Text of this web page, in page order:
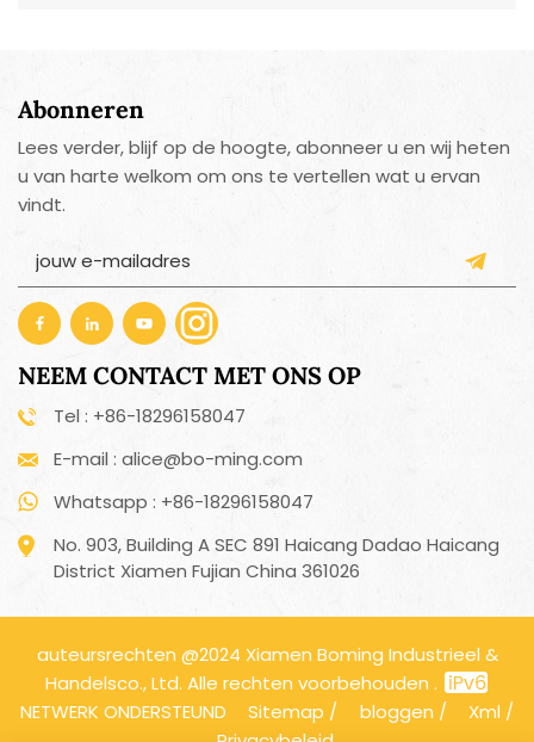
Abonneren
Lees verder, blijf op de hoogte, abonneer u en wij heten
u van harte welkom om ons te vertellen wat u ervan
vindt.
NEEM CONTACT MET ONS OP
Tel : +86-18296158047
E-mail : alice@bo-ming.com
Whatsapp : +86-18296158047
No. 903, Building A SEC 891 Haicang Dadao Haicang
District Xiamen Fujian China 361026
auteursrechten @2024 Xiamen Boming Industrieel &
Handelsco., Ltd. Alle rechten voorbehouden .
NETWERK ONDERSTEUND
Sitemap / bloggen / Xml /